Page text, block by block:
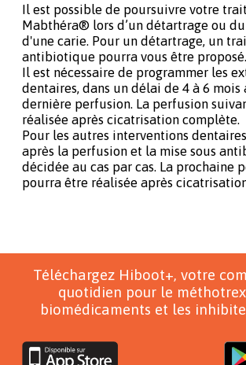
Il est possible de poursuivre votre
Mabthéra® lors d’un détartrage ou
d'une carie. Pour un détartrage, un
antibiotique pourra vous être proposé.
Il est nécessaire de programmer les
dentaires, dans un délai de 4 à 6 mois
dernière perfusion. La perfusion
réalisée après cicatrisation complète.
Pour les autres interventions
après la perfusion et la mise sous
décidée au cas par cas. La prochaine
pourra être réalisée après
Téléchargez Hiboot+, votre
quotidien pour le
biomédicaments et les